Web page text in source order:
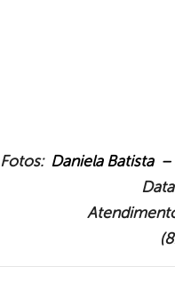
Fotos:Daniela Batista –